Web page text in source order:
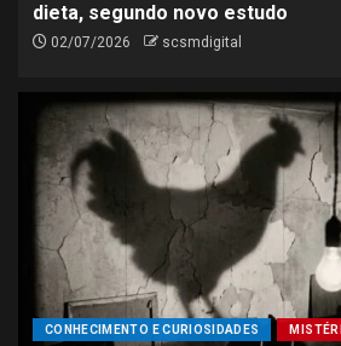
dieta, segundo novo estudo
02/07/2026 scsmdigital
CONHECIMENTO E CURIOSIDADES